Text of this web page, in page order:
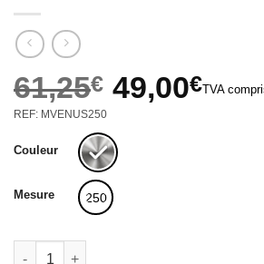
61,25€
Le
prix
initial
61,25€.
49,00€
Le
prix
actuel
49,00€.
TVA
REF: MVENUS250
Couleur
Mesure 250
quantité de POIGNÉE DE PORTE